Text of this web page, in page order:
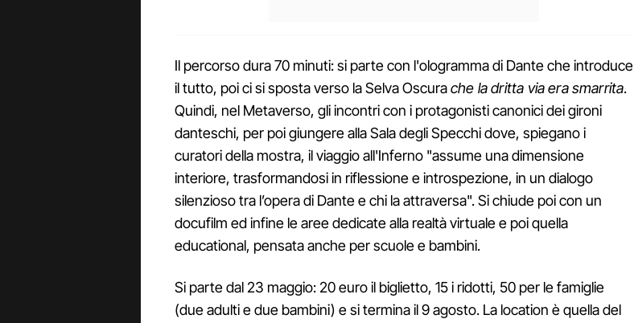
Il percorso dura 70 minuti: si parte con l'ologramma di Dante che introduce
il tutto, poi ci si sposta verso la Selva Oscurache la dritta via era smarrita.
Quindi, nel Metaverso, gli incontri con i protagonisti canonici dei gironi
danteschi, per poi giungere alla Sala degli Specchi dove, spiegano i
curatori della mostra, il viaggio all'Inferno "assume una dimensione
interiore, trasformandosi in riflessione e introspezione, in un dialogo
silenzioso tra l’opera di Dante e chi la attraversa". Si chiude poi con un
docufilm ed infine le aree dedicate alla realtà virtuale e poi quella
educational, pensata anche per scuole e bambini.
Si parte dal 23 maggio: 20 euro il biglietto, 15 i ridotti, 50 per le famiglie
(due adulti e due bambini) e si termina il 9 agosto. La location è quella del